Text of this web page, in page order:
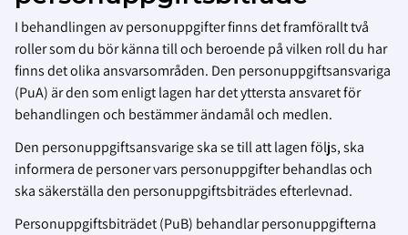
I behandlingen av personuppgifter finns det framförallt två
roller som du bör känna till och beroende på vilken roll du har
finns det olika ansvarsområden. Den personuppgiftsansvariga
(PuA) är den som enligt lagen har det yttersta ansvaret för
behandlingen och bestämmer ändamål och medlen.
Den personuppgiftsansvarige ska se till att lagen följs, ska
informera de personer vars personuppgifter behandlas och
ska säkerställa den personuppgiftsbiträdes efterlevnad.
Personuppgiftsbiträdet (PuB) behandlar personuppgifterna